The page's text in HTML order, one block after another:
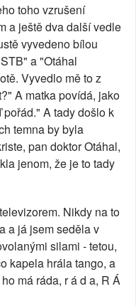
toho vzrušení
a ještě dva další vedle
vyvedeno bílou
a "Otáhal
Vyvedlo mě to z
A matka povídá, jako
A tady došlo k
temna by byla
pan doktor Otáhal,
jenom, že je to tady
Nikdy na to
a já jsem seděla v
silami - tetou,
kapela hrála tango, a
má ráda, r á d a, R Á